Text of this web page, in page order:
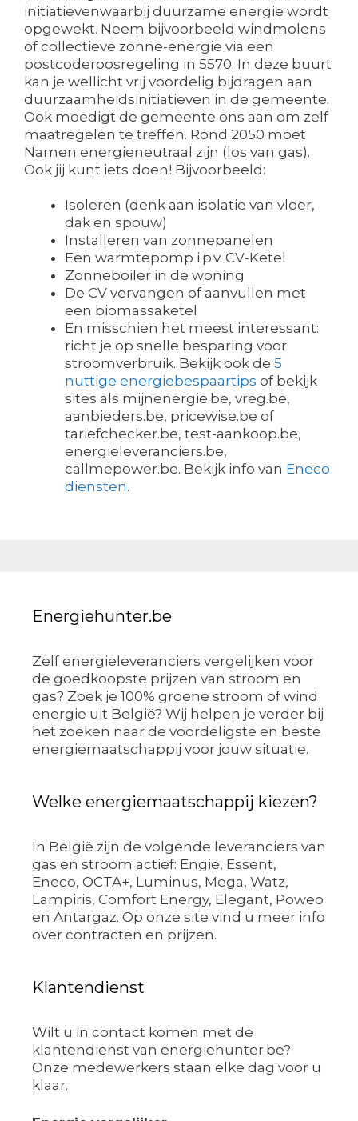
initiatievenwaarbij duurzame energie wordt
opgewekt. Neem bijvoorbeeld windmolens
of collectieve zonne-energie via een
postcoderoosregeling in 5570. In deze buurt
kan je wellicht vrij voordelig bijdragen aan
duurzaamheidsinitiatieven in de gemeente.
Ook moedigt de gemeente ons aan om zelf
maatregelen te treffen. Rond 2050 moet
Namen energieneutraal zijn (los van gas).
Ook jij kunt iets doen! Bijvoorbeeld:
Isoleren (denk aan isolatie van vloer,
dak en spouw)
Installeren van zonnepanelen
Een warmtepomp i.p.v. CV-Ketel
Zonneboiler in de woning
De CV vervangen of aanvullen met
een biomassaketel
En misschien het meest interessant:
richt je op snelle besparing voor
stroomverbruik. Bekijk ook de 5
nuttige energiebespaartips of bekijk
sites als mijnenergie.be, vreg.be,
aanbieders.be, pricewise.be of
tariefchecker.be, test-aankoop.be,
energieleveranciers.be,
callmepower.be. Bekijk info van Eneco
diensten.
Energiehunter.be
Zelf energieleveranciers vergelijken voor
de goedkoopste prijzen van stroom en
gas? Zoek je 100% groene stroom of wind
energie uit België? Wij helpen je verder bij
het zoeken naar de voordeligste en beste
energiemaatschappij voor jouw situatie.
Welke energiemaatschappij kiezen?
In België zijn de volgende leveranciers van
gas en stroom actief: Engie, Essent,
Eneco, OCTA+, Luminus, Mega, Watz,
Lampiris, Comfort Energy, Elegant, Poweo
en Antargaz. Op onze site vind u meer info
over contracten en prijzen.
Klantendienst
Wilt u in contact komen met de
klantendienst van energiehunter.be?
Onze medewerkers staan elke dag voor u
klaar.